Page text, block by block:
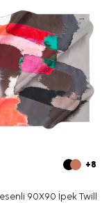
bakım için
Aker
nedir?
+8
90X90 İpek Twill